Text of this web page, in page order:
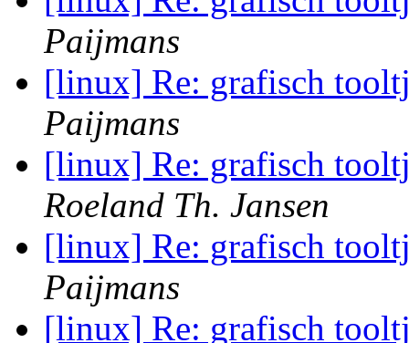
Paijmans
[linux] Re: grafisch
Paijmans
[linux] Re: grafisch
Roeland Th. Jansen
[linux] Re: grafisch
Paijmans
[linux] Re: grafisch